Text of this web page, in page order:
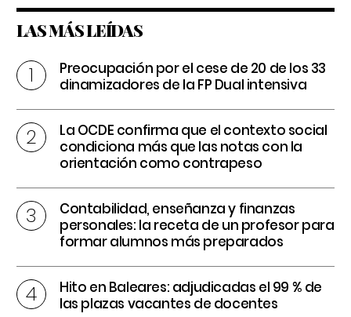
LAS MÁS LEÍDAS
Preocupación por el cese de 20 de los 33
dinamizadores de la FP Dual intensiva
La OCDE confirma que el contexto social
condiciona más que las notas con la
orientación como contrapeso
Contabilidad, enseñanza y finanzas
personales: la receta de un profesor para
formar alumnos más preparados
Hito en Baleares: adjudicadas el 99 % de
las plazas vacantes de docentes